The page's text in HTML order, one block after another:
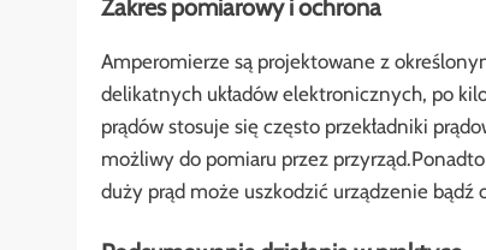
Zakres pomiarowy i ochrona
Amperomierze są projektowane z
delikatnych układów elektronicznych, po
prądów stosuje się często przekładniki
możliwy do pomiaru przez
duży prąd może uszkodzić urządzenie bądź